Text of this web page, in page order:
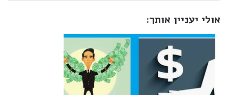
אולי יעניין אותך: